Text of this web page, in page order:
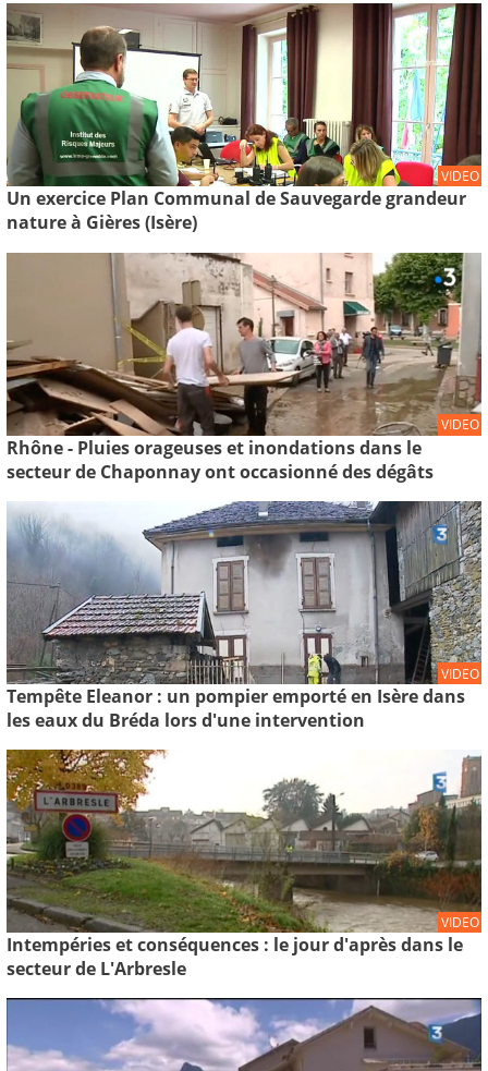
VIDEO
Un exercice Plan Communal de Sauvegarde grandeur
nature à Gières (Isère)
VIDEO
Rhône - Pluies orageuses et inondations dans le
secteur de Chaponnay ont occasionné des dégâts
VIDEO
Tempête Eleanor : un pompier emporté en Isère dans
les eaux du Bréda lors d'une intervention
VIDEO
Intempéries et conséquences : le jour d'après dans le
secteur de L'Arbresle